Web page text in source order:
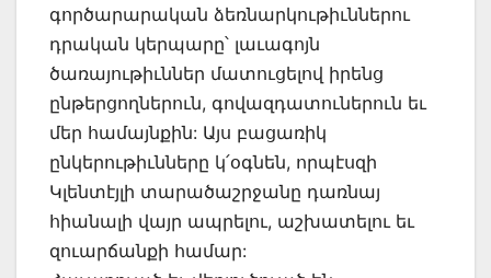
գործարարական ձեռնարկութիւններու
դրական կերպարը՝ լաւագոյն
ծառայութիւններ մատուցելով իրենց
ընթերցողներուն, գովազդատուներուն եւ
մեր համայնքին: Այս բացառիկ
ընկերութիւնները կ՛օգնեն, որպէսզի
Կլենտէյլի տարածաշրջանը դառնայ
հիանալի վայր ապրելու, աշխատելու եւ
զուարճանքի համար: